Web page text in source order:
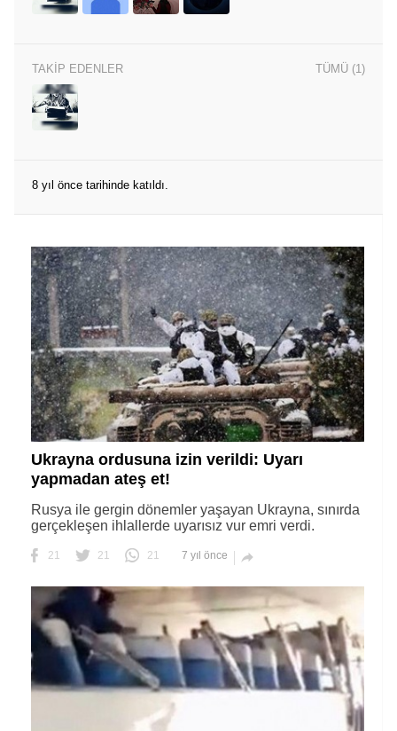
TAKIP EDENLER TÜMÜ (1)
8 yıl önce tarihinde katıldı.
Ukrayna ordusuna izin verildi: Uyarı
yapmadan ateş et!
Rusya ile gergin dönemler yaşayan Ukrayna, sınırda
gerçekleşen ihlallerde uyarısız vur emri verdi.
21 21 21 7 yıl önce 